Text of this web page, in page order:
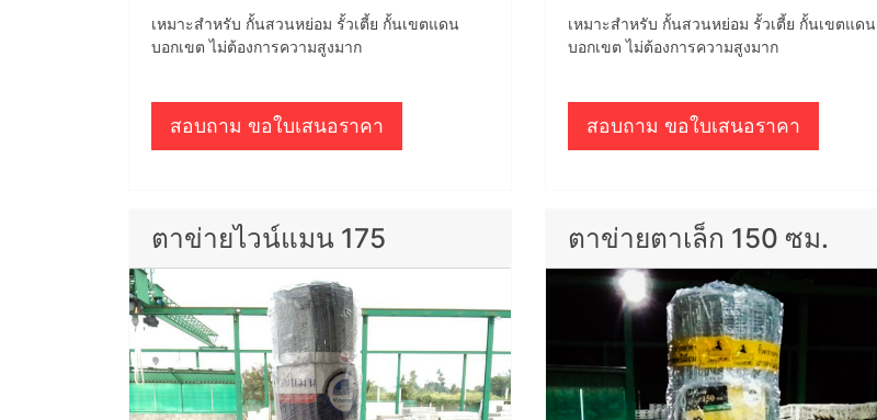
เหมาะสำหรับ กั้นสวนหย่อม รั้วเตี้ย กั้นเขตแดน
บอกเขต ไม่ต้องการความสูงมาก
สอบถาม ขอใบเสนอราคา
เหมาะสำหรับ กั้นสวนหย่อม รั้วเตี้ย กั้นเขตแดน
บอกเขต ไม่ต้องการความสูงมาก
สอบถาม ขอใบเสนอราคา
ตาข่ายไวน์แมน 175 ตาข่ายตาเล็ก 150 ซม.